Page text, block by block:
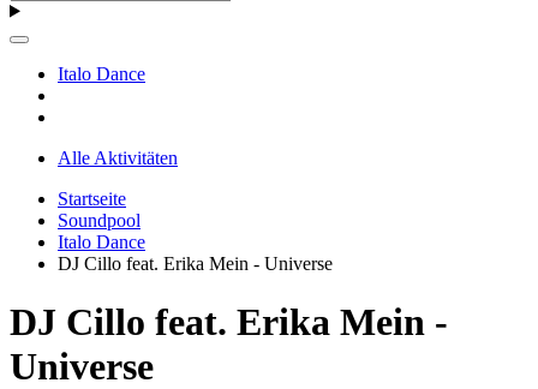
Italo Dance
Alle Aktivitäten
Startseite
Soundpool
Italo Dance
DJ Cillo feat. Erika Mein - Universe
DJ Cillo feat. Erika Mein -
Universe